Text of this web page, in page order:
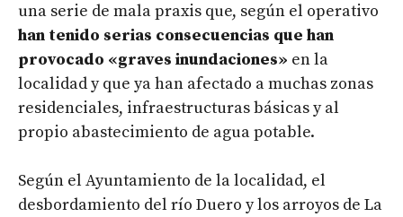
una serie de mala praxis que, según el operativo
han tenido serias consecuencias que han
provocado «graves inundaciones» en la
localidad y que ya han afectado a muchas zonas
residenciales, infraestructuras básicas y al
propio abastecimiento de agua potable.
Según el Ayuntamiento de la localidad, el
desbordamiento del río Duero y los arroyos de La